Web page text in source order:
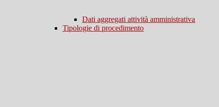
Dati aggregati attività amministrativa
Tipologie di procedimento